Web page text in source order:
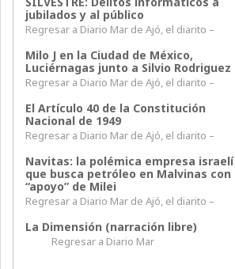
jubilados y al público
Regresar a Diario Mar de Ajó, el diarito –
Milo J en la Ciudad de México,
Luciérnagas junto a Silvio Rodriguez
Regresar a Diario Mar de Ajó, el diarito –
El Artículo 40 de la Constitución
Nacional de 1949
Regresar a Diario Mar de Ajó, el diarito –
Navitas: la polémica empresa israelí
que busca petróleo en Malvinas con
“apoyo” de Milei
Regresar a Diario Mar de Ajó, el diarito –
La Dimensión (narración libre)
Regresar a Diario Mar